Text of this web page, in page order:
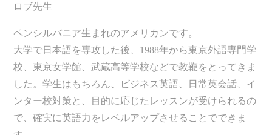
ロブ先生
ペンシルバニア生まれのアメリカンです。
大学で日本語を専攻した後、1988年から東京外語専門学
校、東京女学館、武蔵高等学校などで教鞭をとってきま
した。学生はもちろん、ビジネス英語、日常英会話、イ
ンター校対策と、目的に応じたレッスンが受けられるの
で、確実に英語力をレベルアップさせることでできま